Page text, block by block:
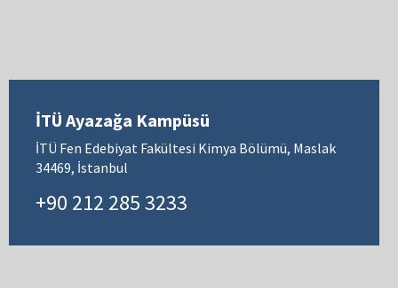
İTÜ Ayazağa Kampüsü
İTÜ Fen Edebiyat Fakültesi Kimya Bölümü, Maslak
34469, İstanbul
+90 212 285 3233